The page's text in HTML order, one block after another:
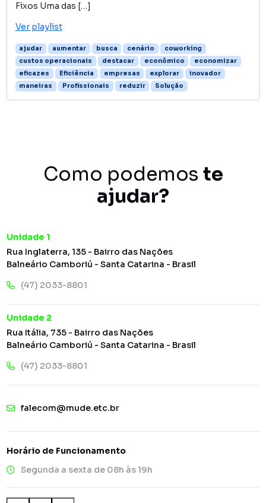
Fixos Uma das […]
Ver playlist
ajudar aumentar busca cenário
coworking
custos operacionais
destacar econômico
economizar
eficazes
Eficiência empresas explorar
inovador
maneiras
Profissionais reduzir Solução
Como podemos te
ajudar?
Unidade 1
Rua Inglaterra, 135 - Bairro das Nações
Balneário Camboriú - Santa Catarina - Brasil
(47) 2033-8801
Unidade 2
Rua Itália, 735 - Bairro das Nações
Balneário Camboriú - Santa Catarina - Brasil
(47) 2033-8801
falecom@mude.etc.br
Horário de Funcionamento
Segunda a sexta de 08h às 19h